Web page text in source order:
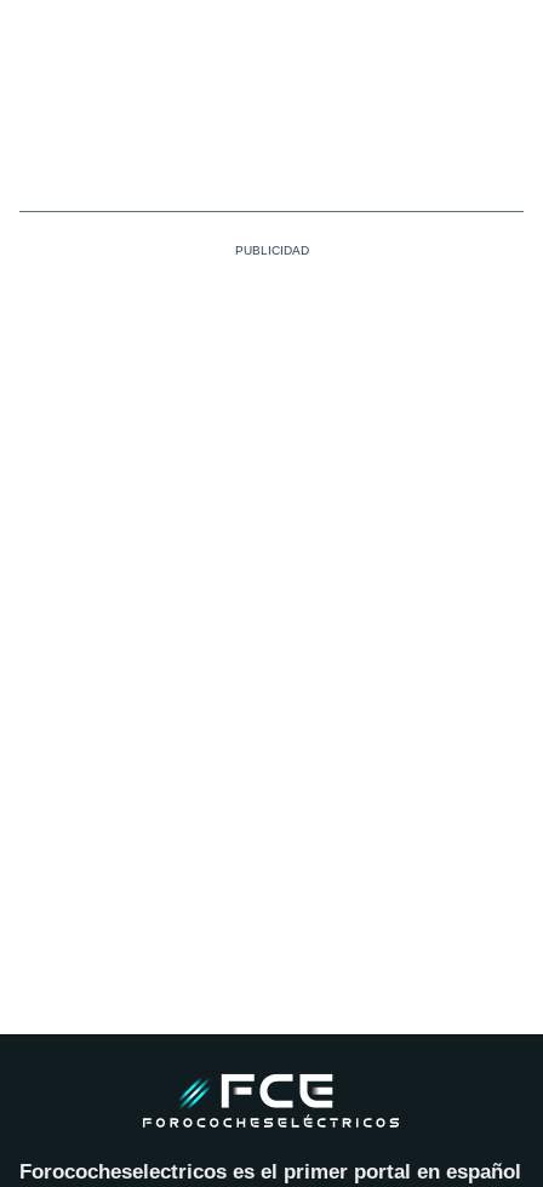
Forococheselectricos es el primer portal en español